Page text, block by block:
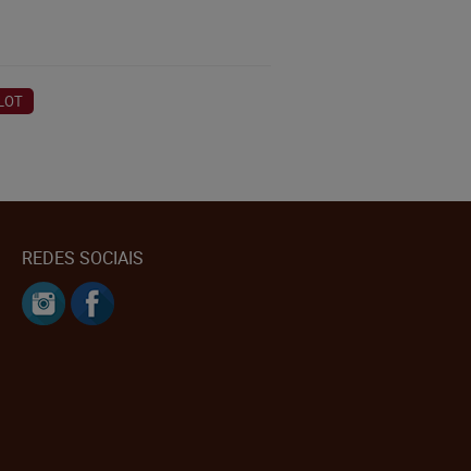
REDES SOCIAIS